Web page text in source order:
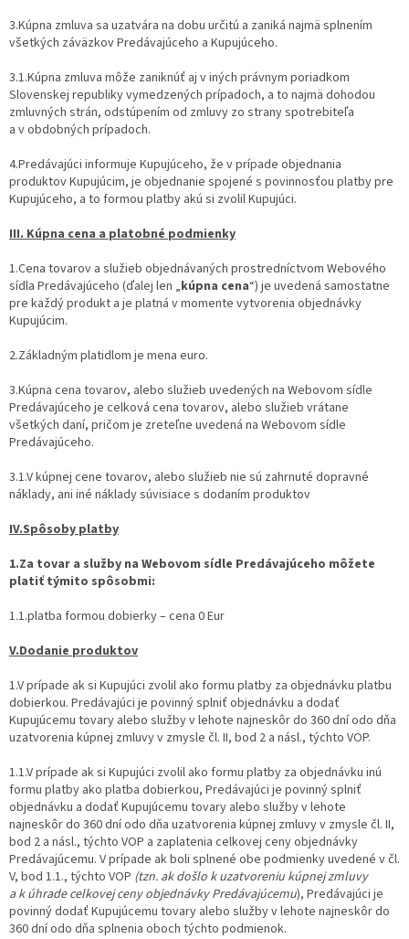
3.Kúpna zmluva sa uzatvára na dobu určitú a zaniká najmä splnením
všetkých záväzkov Predávajúceho a Kupujúceho.
3.1.Kúpna zmluva môže zaniknúť aj v iných právnym poriadkom
Slovenskej republiky vymedzených prípadoch, a to najmä dohodou
zmluvných strán, odstúpením od zmluvy zo strany spotrebiteľa
a v obdobných prípadoch.
4.Predávajúci informuje Kupujúceho, že v prípade objednania
produktov Kupujúcim, je objednanie spojené s povinnosťou platby pre
Kupujúceho, a to formou platby akú si zvolil Kupujúci.
III. Kúpna cena a platobné podmienky
1.Cena tovarov a služieb objednávaných prostredníctvom Webového
sídla Predávajúceho (ďalej len „kúpna cena“) je uvedená samostatne
pre každý produkt a je platná v momente vytvorenia objednávky
Kupujúcim.
2.Základným platidlom je mena euro.
3.Kúpna cena tovarov, alebo služieb uvedených na Webovom sídle
Predávajúceho je celková cena tovarov, alebo služieb vrátane
všetkých daní, pričom je zreteľne uvedená na Webovom sídle
Predávajúceho.
3.1.V kúpnej cene tovarov, alebo služieb nie sú zahrnuté dopravné
náklady, ani iné náklady súvisiace s dodaním produktov
IV.Spôsoby platby
1.Za tovar a služby na Webovom sídle Predávajúceho môžete
platiť týmito spôsobmi:
1.1.platba formou dobierky – cena 0 Eur
V.Dodanie produktov
1.V prípade ak si Kupujúci zvolil ako formu platby za objednávku platbu
dobierkou. Predávajúci je povinný splniť objednávku a dodať
Kupujúcemu tovary alebo služby v lehote najneskôr do 360 dní odo dňa
uzatvorenia kúpnej zmluvy v zmysle čl. II, bod 2 a násl., týchto VOP.
1.1.V prípade ak si Kupujúci zvolil ako formu platby za objednávku inú
formu platby ako platba dobierkou, Predávajúci je povinný splniť
objednávku a dodať Kupujúcemu tovary alebo služby v lehote
najneskôr do 360 dní odo dňa uzatvorenia kúpnej zmluvy v zmysle čl. II,
bod 2 a násl., týchto VOP a zaplatenia celkovej ceny objednávky
Predávajúcemu. V prípade ak boli splnené obe podmienky uvedené v čl.
V, bod 1.1., týchto VOP (tzn. ak došlo k uzatvoreniu kúpnej zmluvy
a k úhrade celkovej ceny objednávky Predávajúcemu), Predávajúci je
povinný dodať Kupujúcemu tovary alebo služby v lehote najneskôr do
360 dní odo dňa splnenia oboch týchto podmienok.